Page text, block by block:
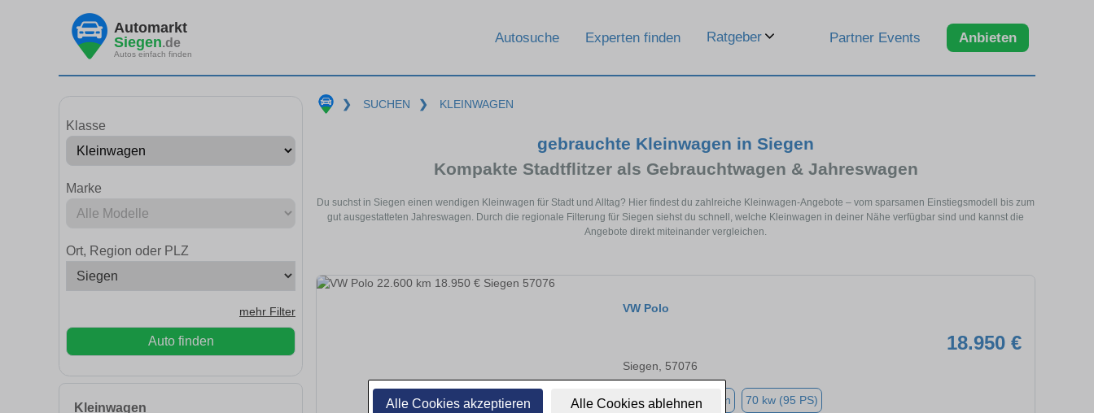
Alle Cookies akzeptieren Alle Cookies ablehnen
Automarkt
Siegen.de
Autos einfach finden
Autosuche Experten finden Ratgeber Partner Events Anbieten
Klasse
Marke
Ort, Region oder PLZ
mehr Filter
Auto finden
Kleinwagen
❯ SUCHEN ❯ KLEINWAGEN
gebrauchte Kleinwagen in Siegen
Kompakte Stadtflitzer als Gebrauchtwagen & Jahreswagen
Du suchst in Siegen einen wendigen Kleinwagen für Stadt und Alltag? Hier findest du zahlreiche Kleinwagen-Angebote – vom sparsamen Einstiegsmodell bis zum
gut ausgestatteten Jahreswagen. Durch die regionale Filterung für Siegen siehst du schnell, welche Kleinwagen in deiner Nähe verfügbar sind und kannst die
Angebote direkt miteinander vergleichen.
VW Polo
18.950 €
Siegen, 57076
22.600 km Benzin 70 kw (95 PS)